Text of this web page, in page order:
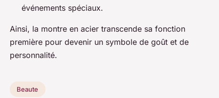
événements spéciaux.
Ainsi, la montre en acier transcende sa fonction
première pour devenir un symbole de goût et de
personnalité.
Beaute